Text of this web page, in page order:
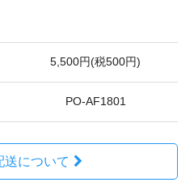
5,500円(税500円)
PO-AF1801
送について